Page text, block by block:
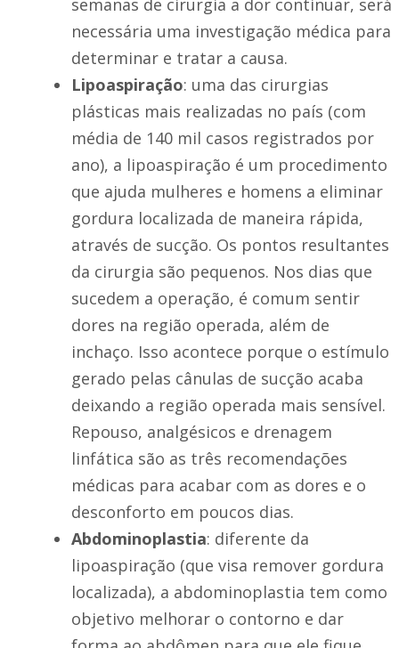
semanas de cirurgia a dor continuar, será
necessária uma investigação médica para
determinar e tratar a causa.
Lipoaspiração: uma das cirurgias
plásticas mais realizadas no país (com
média de 140 mil casos registrados por
ano), a lipoaspiração é um procedimento
que ajuda mulheres e homens a eliminar
gordura localizada de maneira rápida,
através de sucção. Os pontos resultantes
da cirurgia são pequenos. Nos dias que
sucedem a operação, é comum sentir
dores na região operada, além de
inchaço. Isso acontece porque o estímulo
gerado pelas cânulas de sucção acaba
deixando a região operada mais sensível.
Repouso, analgésicos e drenagem
linfática são as três recomendações
médicas para acabar com as dores e o
desconforto em poucos dias.
Abdominoplastia: diferente da
lipoaspiração (que visa remover gordura
localizada), a abdominoplastia tem como
objetivo melhorar o contorno e dar